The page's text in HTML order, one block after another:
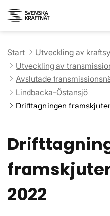
Start
Utveckling av
Utveckling av
Avslutade
Lindbacka–Östansjö
Drifttagningen
2022